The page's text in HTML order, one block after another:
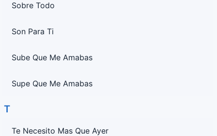
Sobre Todo
Son Para Ti
Sube Que Me Amabas
Supe Que Me Amabas
T
Te Necesito Mas Que Ayer